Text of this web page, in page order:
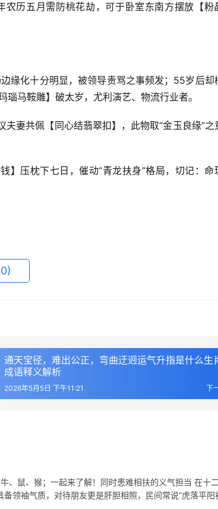
农历五月需防桃花劫，可于卧室东南方摆放【粉
缘化十分明显，被领导责骂之事频发；55岁后却
马鞍雕】破太岁，尤利演艺、物流行业者。
妻共佩【同心结翡翠扣】，此物取“金玉良缘”之
】压枕下七日，催动“青龙扶身”格局，切记：命
通天宝径，难出公正，弯曲迂迥运气升指是什么生
成语释义解析
下
2026年5月5日 下午11:21
、鼠、猴；一起来了解！同时患难相扶的义气担当 在十
领袖气质，对待朋友更是肝胆相照，民间常说“虎落平阳